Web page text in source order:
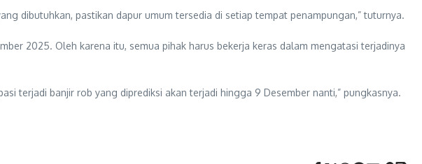
dibutuhkan, pastikan dapur umum tersedia di setiap tempat penampungan,” tuturnya.
2025. Oleh karena itu, semua pihak harus bekerja keras dalam mengatasi terjadinya
terjadi banjir rob yang diprediksi akan terjadi hingga 9 Desember nanti,” pungkasnya.